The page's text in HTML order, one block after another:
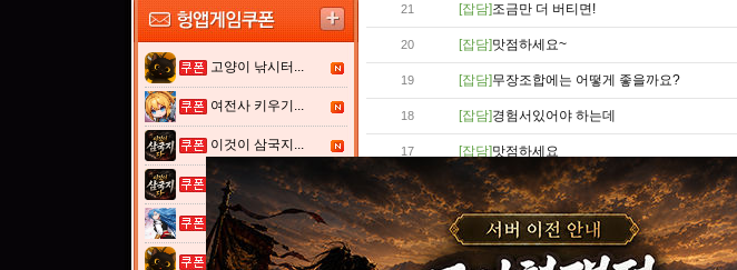
고양이 낚시터...
여전사 키우기...
이것이 삼국지...
이것이 삼국지...
열혈강호: 넥...
고양이 낚시터...
21 [잡담]조금만 더 버티면!
20 [잡담]맛점하세요~
19 [잡담]무장조합에는 어떻게 좋을까요?
18 [잡담]경험서있어야 하는데
17 [잡담]맛점하세요
16 [잡담]경험서 아우
15 [잡담]맛점하세요
14 아침에 커피한자하고 시작해야할듯